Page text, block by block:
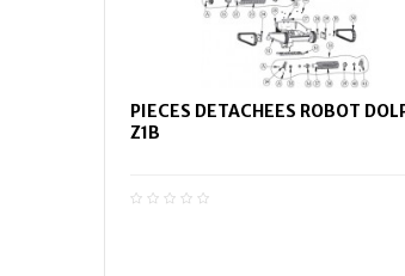
PIECES DETACHEES ROBOT
Z1B